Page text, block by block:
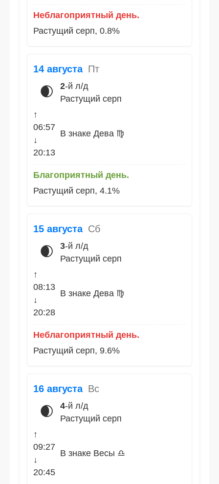
Неблагоприятный день.
Растущий серп, 0.8%
14 августа Пт
🌒 2-й л/д
Растущий серп
↑
06:57
↓
20:13
В знаке Дева ♍
Благоприятный день.
Растущий серп, 4.1%
15 августа Сб
🌒 3-й л/д
Растущий серп
↑
08:13
↓
20:28
В знаке Дева ♍
Неблагоприятный день.
Растущий серп, 9.6%
16 августа Вс
🌒 4-й л/д
Растущий серп
↑
09:27
↓
20:45
В знаке Весы ♎